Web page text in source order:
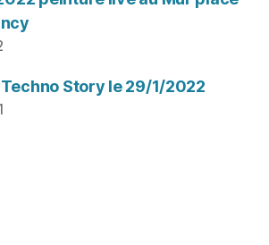
Story le 29/1/2022